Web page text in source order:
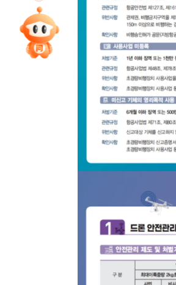
专家指导课